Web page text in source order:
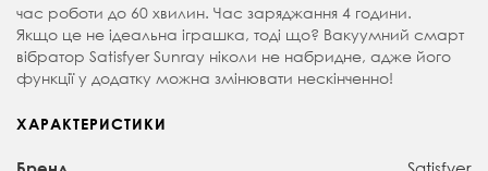
час роботи до 60 хвилин. Час заряджання 4 години.
Якщо це не ідеальна іграшка, тоді що? Вакуумний смарт
вібратор Satisfyer Sunray ніколи не набридне, адже його
функції у додатку можна змінювати нескінченно!
ХАРАКТЕРИСТИКИ